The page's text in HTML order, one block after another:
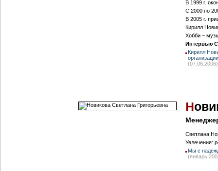
В 1999 г.
С 2000 по
В 2005 г.
Кирилл
Хобби –
Интервью
Кирилл
организации
(07.06.2006)
Н
Светлана
Увлечения:
Мы с
(январь